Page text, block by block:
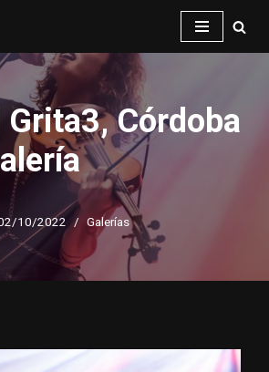
Grita3, Córdoba
10/2022 Galerías